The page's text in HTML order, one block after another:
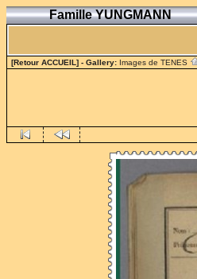
Famille YUNGMANN
[Retour ACCUEIL] - Gallery: Images de TENES